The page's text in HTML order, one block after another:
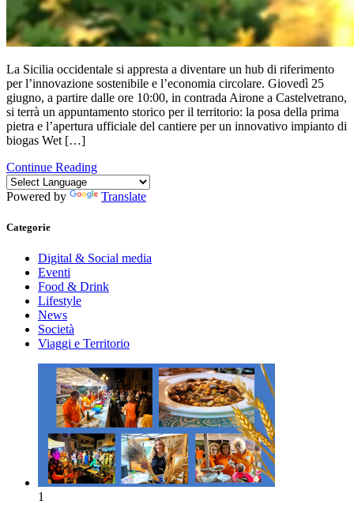
La Sicilia occidentale si appresta a diventare un hub di riferimento
per l’innovazione sostenibile e l’economia circolare. Giovedì 25
giugno, a partire dalle ore 10:00, in contrada Airone a Castelvetrano,
si terrà un appuntamento storico per il territorio: la posa della prima
pietra e l’apertura ufficiale del cantiere per un innovativo impianto di
biogas Wet […]
Continue Reading
Powered by Translate
Categorie
Digital & Social media
Eventi
Food & Drink
Lifestyle
News
Società
Viaggi e Territorio
1